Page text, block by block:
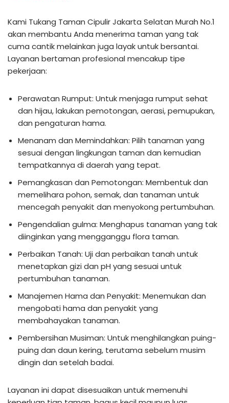
Kami Tukang Taman Cipulir Jakarta Selatan Murah No.1
akan membantu Anda menerima taman yang tak
cuma cantik melainkan juga layak untuk bersantai.
Layanan bertaman profesional mencakup tipe
pekerjaan:
Perawatan Rumput: Untuk menjaga rumput sehat
dan hijau, lakukan pemotongan, aerasi, pemupukan,
dan pengaturan hama.
Menanam dan Memindahkan: Pilih tanaman yang
sesuai dengan lingkungan taman dan kemudian
tempatkannya di daerah yang tepat.
Pemangkasan dan Pemotongan: Membentuk dan
memelihara pohon, semak, dan tanaman untuk
mencegah penyakit dan menyokong pertumbuhan.
Pengendalian gulma: Menghapus tanaman yang tak
diinginkan yang mengganggu flora taman.
Perbaikan Tanah: Uji dan perbaikan tanah untuk
menetapkan gizi dan pH yang sesuai untuk
pertumbuhan tanaman.
Manajemen Hama dan Penyakit: Menemukan dan
mengobati hama dan penyakit yang
membahayakan tanaman.
Pembersihan Musiman: Untuk menghilangkan puing-
puing dan daun kering, terutama sebelum musim
dingin dan setelah badai.
Layanan ini dapat disesuaikan untuk memenuhi